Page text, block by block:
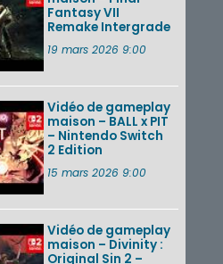
Fantasy VII
Remake Intergrade
19 mars 2026 9:00
Vidéo de gameplay
maison – BALL x PIT
– Nintendo Switch
2 Edition
15 mars 2026 9:00
Vidéo de gameplay
maison – Divinity :
Original Sin 2 –